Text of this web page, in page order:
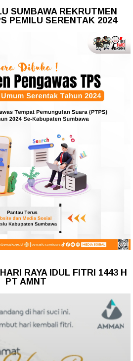
SUMBAWA REKRUTMEN
PEMILU SERENTAK 2024
RAYA IDUL FITRI 1443 H
PT AMNT